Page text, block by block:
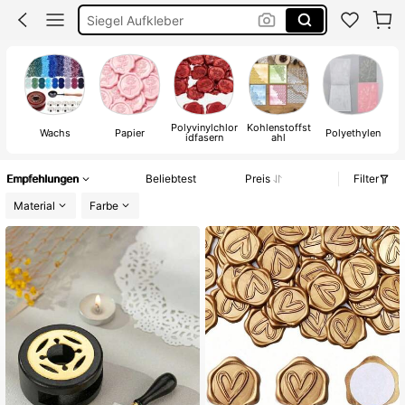
Siegel Aufkleber
Hochzeit Dekoration
Wachssiegel
Wachs Papier Polyvinylchlor
idfasern
Kohlenstoffst
ahl Polyethylen
Empfehlungen Beliebtest Preis
Filter
Material
Farbe